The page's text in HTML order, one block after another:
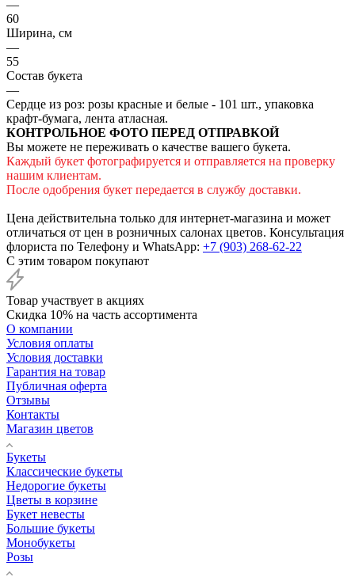
—
60
Ширина, см
—
55
Состав букета
—
Сердце из роз: розы красные и белые - 101 шт., упаковка
крафт-бумага, лента атласная.
КОНТРОЛЬНОЕ ФОТО ПЕРЕД ОТПРАВКОЙ
Вы можете не переживать о качестве вашего букета.
Каждый букет фотографируется и отправляется на проверку
нашим клиентам.
После одобрения букет передается в службу доставки.
Цена действительна только для интернет-магазина и может
отличаться от цен в розничных салонах цветов. Консультация
флориста по Телефону и WhatsApp: +7 (903) 268-62-22
С этим товаром покупают
Товар участвует в акциях
Скидка 10% на часть ассортимента
О компании
Условия оплаты
Условия доставки
Гарантия на товар
Публичная оферта
Отзывы
Контакты
Магазин цветов
Букеты
Классические букеты
Недорогие букеты
Цветы в корзине
Букет невесты
Большие букеты
Монобукеты
Розы